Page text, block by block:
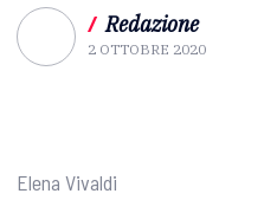
/ Redazione
2 OTTOBRE 2020
Elena Vivaldi